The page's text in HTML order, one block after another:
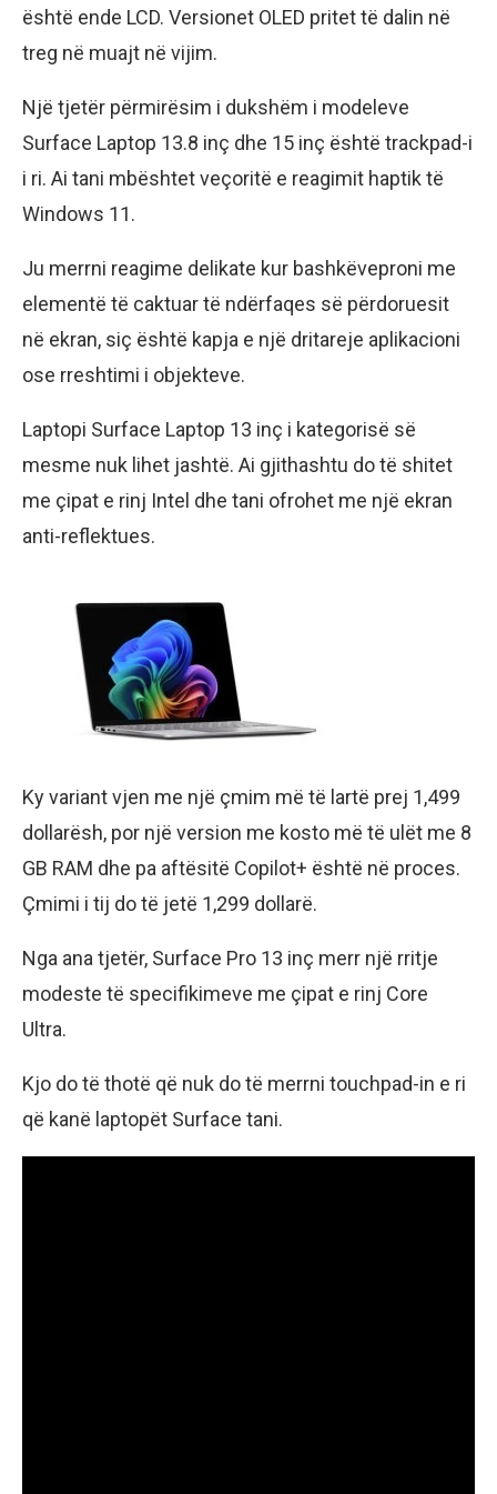
është ende LCD. Versionet OLED pritet të dalin në
treg në muajt në vijim.
Një tjetër përmirësim i dukshëm i modeleve
Surface Laptop 13.8 inç dhe 15 inç është trackpad-i
i ri. Ai tani mbështet veçoritë e reagimit haptik të
Windows 11.
Ju merrni reagime delikate kur bashkëveproni me
elementë të caktuar të ndërfaqes së përdoruesit
në ekran, siç është kapja e një dritareje aplikacioni
ose rreshtimi i objekteve.
Laptopi Surface Laptop 13 inç i kategorisë së
mesme nuk lihet jashtë. Ai gjithashtu do të shitet
me çipat e rinj Intel dhe tani ofrohet me një ekran
anti-reflektues.
Ky variant vjen me një çmim më të lartë prej 1,499
dollarësh, por një version me kosto më të ulët me 8
GB RAM dhe pa aftësitë Copilot+ është në proces.
Çmimi i tij do të jetë 1,299 dollarë.
Nga ana tjetër, Surface Pro 13 inç merr një rritje
modeste të specifikimeve me çipat e rinj Core
Ultra.
Kjo do të thotë që nuk do të merrni touchpad-in e ri
që kanë laptopët Surface tani.